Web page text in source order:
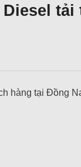
tải
hàng tại Đồng